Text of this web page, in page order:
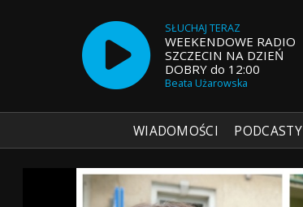
SŁUCHAJ TERAZ
WEEKENDOWE RADIO
SZCZECIN NA DZIEŃ
DOBRY do 12:00
Beata Użarowska
WIADOMOŚCI PODCASTY
Radio Szczecin